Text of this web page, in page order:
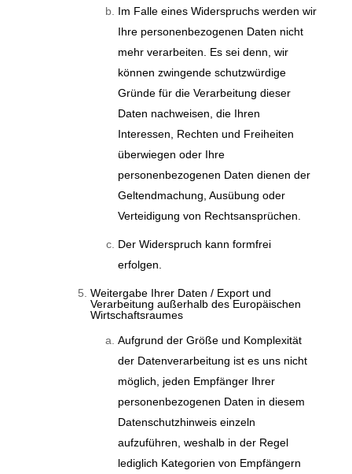
Im Falle eines Widerspruchs werden wir
Ihre personenbezogenen Daten nicht
mehr verarbeiten. Es sei denn, wir
können zwingende schutzwürdige
Gründe für die Verarbeitung dieser
Daten nachweisen, die Ihren
Interessen, Rechten und Freiheiten
überwiegen oder Ihre
personenbezogenen Daten dienen der
Geltendmachung, Ausübung oder
Verteidigung von Rechtsansprüchen.
Der Widerspruch kann formfrei
erfolgen.
Weitergabe Ihrer Daten / Export und
Verarbeitung außerhalb des Europäischen
Wirtschaftsraumes
Aufgrund der Größe und Komplexität
der Datenverarbeitung ist es uns nicht
möglich, jeden Empfänger Ihrer
personenbezogenen Daten in diesem
Datenschutzhinweis einzeln
aufzuführen, weshalb in der Regel
lediglich Kategorien von Empfängern